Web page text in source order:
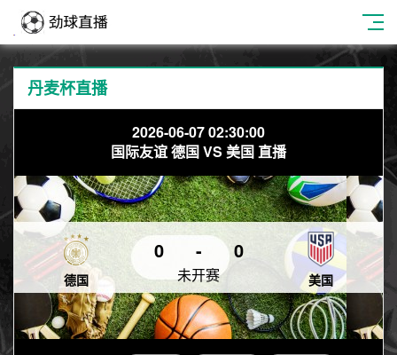
丹麦杯直播
2026-06-07 02:30:00
国际友谊 德国 VS 美国 直播
德国
0 - 0
美国
未开赛